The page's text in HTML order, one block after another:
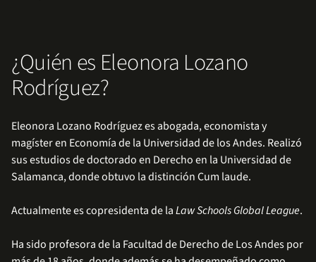
¿Quién es Eleonora Lozano
Rodríguez?
Eleonora Lozano Rodríguez es abogada, economista y
magíster en Economía de la Universidad de los Andes. Realizó
sus estudios de doctorado en Derecho en la Universidad de
Salamanca, donde obtuvo la distinción Cum laude.
Actualmente es copresidenta de laLaw Schools Global League.
Ha sido profesora de la Facultad de Derecho de Los Andes por